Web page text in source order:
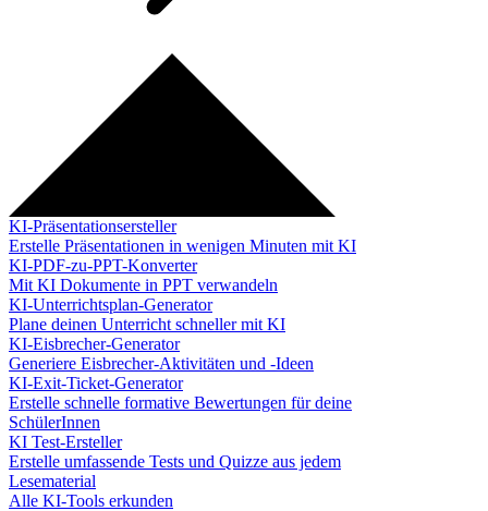
KI-Präsentationsersteller
Erstelle Präsentationen in wenigen Minuten mit KI
KI-PDF-zu-PPT-Konverter
Mit KI Dokumente in PPT verwandeln
KI-Unterrichtsplan-Generator
Plane deinen Unterricht schneller mit KI
KI-Eisbrecher-Generator
Generiere Eisbrecher-Aktivitäten und -Ideen
KI-Exit-Ticket-Generator
Erstelle schnelle formative Bewertungen für deine
SchülerInnen
KI Test-Ersteller
Erstelle umfassende Tests und Quizze aus jedem
Lesematerial
Alle KI-Tools erkunden